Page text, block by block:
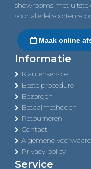
showrooms met
voor allerlei soorten
Maak online
Informatie
Klantenservice
Bestelprocedure
Bezorgen
Betaalmethoden
Retourneren
Contact
Algemene
Privacy policy
Service